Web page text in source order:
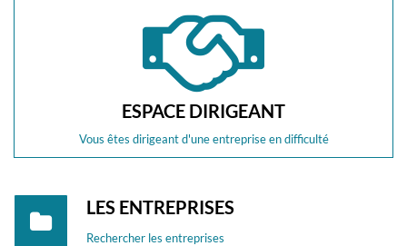
ESPACE DIRIGEANT
Vous êtes dirigeant d'une entreprise en difficulté
LES ENTREPRISES
Rechercher les entreprises